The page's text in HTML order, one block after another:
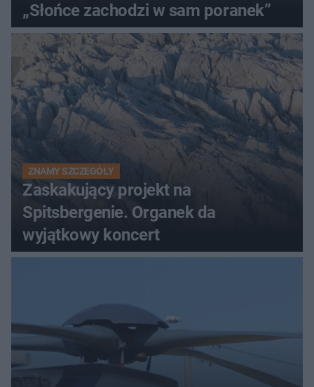
„Słońce zachodzi w sam poranek”
ZNAMY SZCZEGÓŁY
Zaskakujący projekt na
Spitsbergenie. Organek da
wyjątkowy koncert